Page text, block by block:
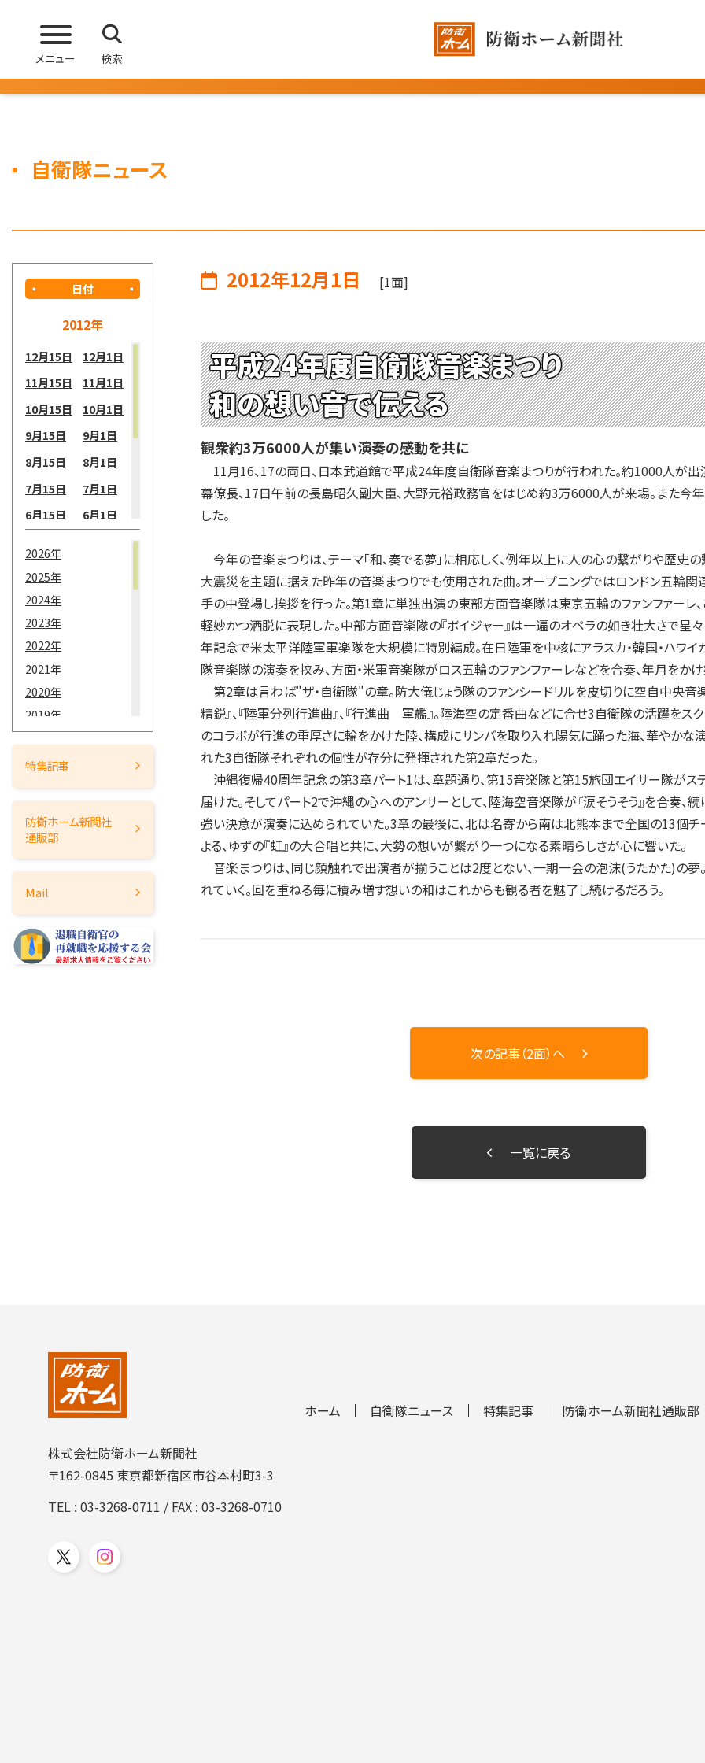
メニュー 検索
自衛隊ニュース
日付
2012年
12月15日
12月1日
11月15日
11月1日
10月15日
10月1日
9月15日
9月1日
8月15日
8月1日
7月15日
7月1日
6月15日
6月1日
3月15日
2月15日
1月15日
2026年
2025年
2024年
2023年
2022年
2021年
2020年
2019年
2018年
2017年
2014年
2012年
2011年
2009年
2008年
特集記事
防衛ホーム新聞社
通販部
Mail
2012年12月1日 [1面]
平成24年度自衛隊音楽まつり
和の想い音で伝える
観衆約3万6000人が集い演奏の感動を共に
11月16、17の両日、日本武道館で平成24年度自衛隊音楽まつりが行われた。約1000人が
幕僚長、17日午前の長島昭久副大臣、大野元裕政務官をはじめ約3万6000人が来場。また
した。
今年の音楽まつりは、テーマ「和、奏でる夢」に相応しく、例年以上に人の心の繋がりや歴史
大震災を主題に据えた昨年の音楽まつりでも使用された曲。オープニングではロンドン五輪関
手の中登場し挨拶を行った。第1章に単独出演の東部方面音楽隊は東京五輪のファンファーレ
軽妙かつ洒脱に表現した。中部方面音楽隊の『ボイジャー』は一遍のオペラの如き壮大さで星
年記念で米太平洋陸軍軍楽隊を大規模に特別編成。在日陸軍を中核にアラスカ・韓国・ハワ
隊音楽隊の演奏を挟み、方面・米軍音楽隊がロス五輪のファンファーレなどを合奏、年月をか
第2章は言わば"ザ・自衛隊"の章。防大儀じょう隊のファンシードリルを皮切りに空自中央音
精鋭』、『陸軍分列行進曲』、『行進曲 軍艦』。陸海空の定番曲などに合せ3自衛隊の活躍を
のコラボが行進の重厚さに輪をかけた陸、構成にサンバを取り入れ陽気に踊った海、華やかな
れた3自衛隊それぞれの個性が存分に発揮された第2章だった。
沖縄復帰40周年記念の第3章パート1は、章題通り、第15音楽隊と第15旅団エイサー隊がス
届けた。そしてパート2で沖縄の心へのアンサーとして、陸海空音楽隊が『涙そうそう』を合奏、
強い決意が演奏に込められていた。3章の最後に、北は名寄から南は北熊本まで全国の13個
よる、ゆずの『虹』の大合唱と共に、大勢の想いが繋がり一つになる素晴らしさが心に響いた。
音楽まつりは、同じ顔触れで出演者が揃うことは2度とない、一期一会の泡沫(うたかた)の
れていく。回を重ねる毎に積み増す想いの和はこれからも観る者を魅了し続けるだろう。
次の記事（2面）へ
一覧に戻る
株式会社防衛ホーム新聞社
〒162-0845 東京都新宿区市谷本村町3-3
TEL :03-3268-0711 / FAX : 03-3268-0710
ホーム 自衛隊ニュース 特集記事 防衛ホーム新聞社通販部